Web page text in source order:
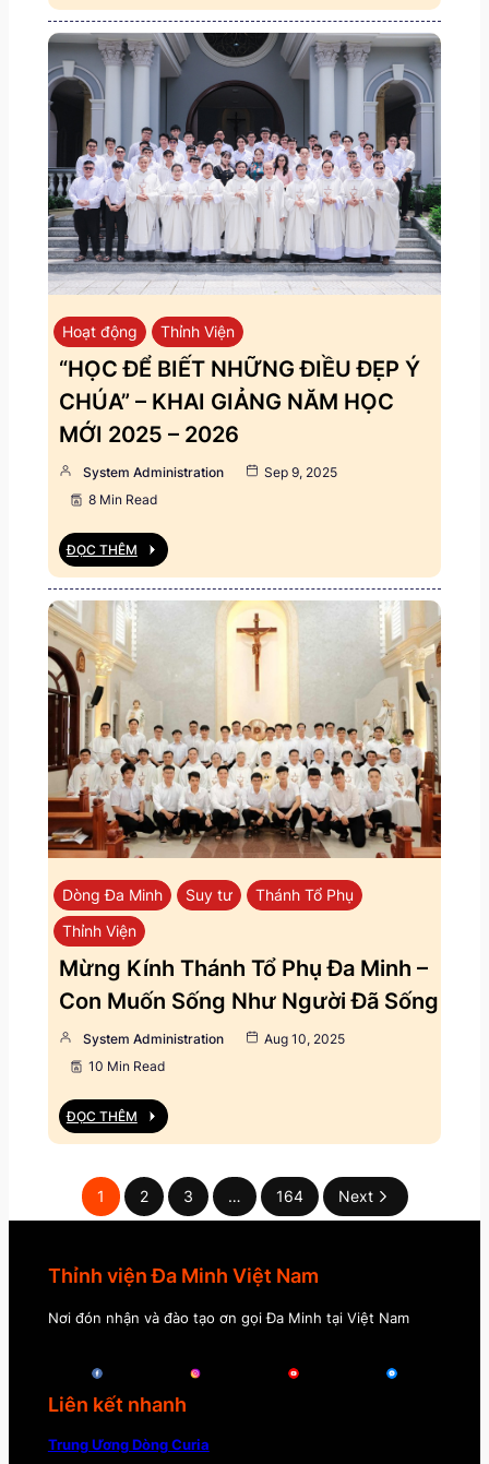
Hoạt động Thỉnh Viện
“HỌC ĐỂ BIẾT NHỮNG ĐIỀU ĐẸP Ý
CHÚA” – KHAI GIẢNG NĂM HỌC
MỚI 2025 – 2026
System Administration
Sep 9, 2025
8 Min Read
ĐỌC THÊM
Dòng Đa Minh Suy tư
Thánh Tổ Phụ
Thỉnh Viện
Mừng Kính Thánh Tổ Phụ Đa Minh –
Con Muốn Sống Như Người Đã Sống
System Administration
Aug 10, 2025
10 Min Read
ĐỌC THÊM
1 2 3 … 164 Next
Thỉnh viện Đa Minh Việt Nam
Nơi đón nhận và đào tạo ơn gọi Đa Minh tại Việt Nam
Liên kết nhanh
Trung Ương Dòng Curia